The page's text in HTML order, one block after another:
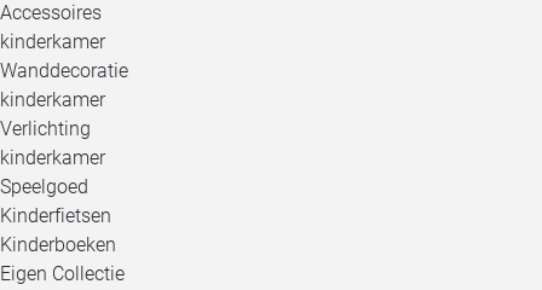
Accessoires
kinderkamer
Wanddecoratie
kinderkamer
Verlichting
kinderkamer
Speelgoed
Kinderfietsen
Kinderboeken
Eigen Collectie